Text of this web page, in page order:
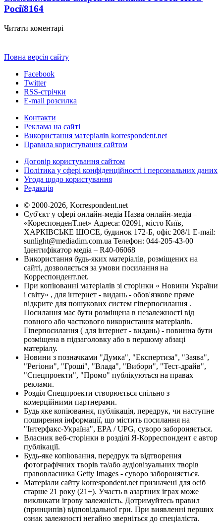
Росії8164
Читати коментарі
Повна версія сайту
Facebook
Twitter
RSS-стрічки
E-mail розсилка
Контакти
Реклама на сайті
Використання матеріалів korrespondent.net
Правила користування сайтом
Договір користування сайтом
Політика у сфері конфіденційності і персональних даних
Угода щодо користування
Редакція
© 2000-2026, Korrespondent.net
Суб'єкт у сфері онлайн-медіа Назва онлайн-медіа –
«КореспонденТ.net» Адреса: 02091, місто Київ,
ХАРКІВСЬКЕ ШОСЕ, будинок 172-Б, офіс 208/1 E-mail:
sunlight@mediadim.com.ua Телефон: 044-205-43-00
Ідентифікатор медіа – R40-06068
Використання будь-яких матеріалів, розміщених на
сайті, дозволяється за умови посилання на
Корреспондент.net.
При копіюванні матеріалів зі сторінки « Новини України
і світу» , для інтернет - видань - обов'язкове пряме
відкрите для пошукових систем гіперпосилання .
Посилання має бути розміщена в незалежності від
повного або часткового використання матеріалів.
Гіперпосилання ( для інтернет - видань) - повинна бути
розміщена в підзаголовку або в першому абзаці
матеріалу.
Новини з позначками "Думка", "Експертиза", "Заява",
"Регіони", "Гроші", "Влада", "Вибори", "Тест-драйв",
"Спецпроекти", "Промо" публікуються на правах
реклами.
Розділ Спецпроекти створюється спільно з
комерційними партнерами.
Будь яке копіювання, публікація, передрук, чи наступне
поширення інформації, що містить посилання на
"Інтерфакс-Україна", EPA / UPG, суворо забороняється.
Власник веб-сторінки в розділі Я-Корреспондент є автор
публікації.
Будь-яке копіювання, передрук та відтворення
фотографічних творів та/або аудіовізуальних творів
правовласника Getty Images - суворо забороняється.
Матеріали сайту korrespondent.net призначені для осіб
старше 21 року (21+). Участь в азартних іграх може
викликати ігрову залежність. Дотримуйтесь правил
(принципів) відповідальної гри. При виявленні перших
ознак залежності негайно зверніться до спеціаліста.